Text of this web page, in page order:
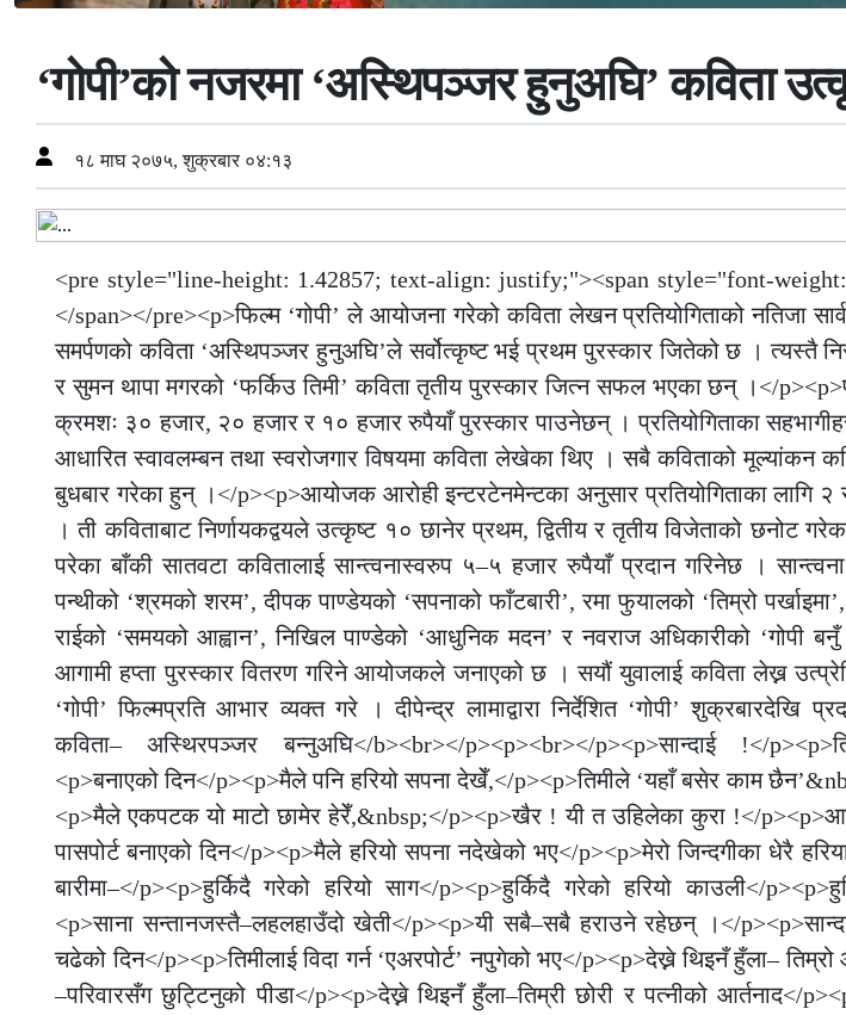
‘गोपी’को नजरमा ‘अस्थिपञ्जर हुनुअघि’ कविता
१८ माघ २०७५, शुक्रबार ०४:१३
<pre style="line-height: 1.42857; text-align: justify;"><span style="font-weight:
</span></pre><p>फिल्म ‘गोपी’ ले आयोजना गरेको कविता लेखन प्रतियोगिताको नतिजा
समर्पणको कविता ‘अस्थिपञ्जर हुनुअघि’ले सर्वोत्कृष्ट भई प्रथम पुरस्कार जितेको छ । त्यस्तै
र सुमन थापा मगरको ‘फर्किउ तिमी’ कविता तृतीय पुरस्कार जित्न सफल भएका छन् ।</
क्रमशः ३० हजार, २० हजार र १० हजार रुपैयाँ पुरस्कार पाउनेछन् । प्रतियोगिताका
आधारित स्वावलम्बन तथा स्वरोजगार विषयमा कविता लेखेका थिए । सबै कविताको मूल्यांकन
बुधबार गरेका हुन् ।</p><p>आयोजक आरोही इन्टरटेनमेन्टका अनुसार प्रतियोगिताका लागि २
। ती कविताबाट निर्णायकद्वयले उत्कृष्ट १० छानेर प्रथम, द्वितीय र तृतीय विजेताको छनोट
परेका बाँकी सातवटा कवितालाई सान्त्वनास्वरुप ५–५ हजार रुपैयाँ प्रदान गरिनेछ ।
पन्थीको ‘श्रमको शरम’, दीपक पाण्डेयको ‘सपनाको फाँटबारी’, रमा फुयालको ‘तिम्रो
राईको ‘समयको आह्वान’, निखिल पाण्डेको ‘आधुनिक मदन’ र नवराज अधिकारीको ‘गोपी
आगामी हप्ता पुरस्कार वितरण गरिने आयोजकले जनाएको छ । सयौं युवालाई कविता लेख्न
‘गोपी’ फिल्मप्रति आभार व्यक्त गरे । दीपेन्द्र लामाद्वारा निर्देशित ‘गोपी’
कविता– अस्थिरपञ्जर बन्नुअघि</b><br></p><p><br></p><p>सान्दाई !</
<p>बनाएको दिन</p><p>मैले पनि हरियो सपना देखेँ,</p><p>तिमीले ‘यहाँ बसेर काम
<p>मैले एकपटक यो माटो छामेर हेरेँ,&nbsp;</p><p>खैर ! यी त उहिलेका कुरा !</
पासपोर्ट बनाएको दिन</p><p>मैले हरियो सपना नदेखेको भए</p><p>मेरो जिन्दगीका धेरै
बारीमा–</p><p>हुर्किदै गरेको हरियो साग</p><p>हुर्किदै गरेको हरियो काउली</
<p>साना सन्तानजस्तै–लहलहाउँदो खेती</p><p>यी सबै–सबै हराउने रहेछन् ।</
चढेको दिन</p><p>तिमीलाई विदा गर्न ‘एअरपोर्ट’ नपुगेको भए</p><p>देख्ने थिइनँ हुँला–
–परिवारसँग छुट्टिनुको पीडा</p><p>देख्ने थिइनँ हुँला–तिम्री छोरी र पत्नीको आर्तनाद</